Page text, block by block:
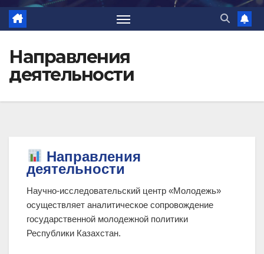
Направления
деятельности
Направления
деятельности
Научно-исследовательский центр «Молодежь»
осуществляет аналитическое сопровождение
государственной молодежной политики
Республики Казахстан.